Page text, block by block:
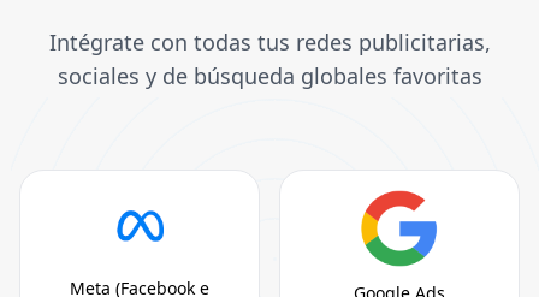
Intégrate con todas tus redes publicitarias,
sociales y de búsqueda globales favoritas
Meta (Facebook e